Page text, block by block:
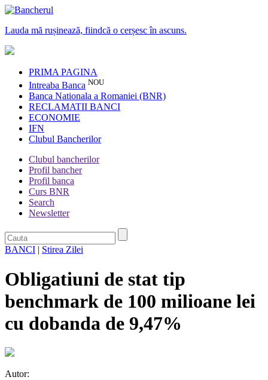
Lauda mă rușinează, fiindcă o cerșesc în ascuns.
PRIMA PAGINA
Intreaba Banca NOU
Banca Nationala a Romaniei (BNR)
RECLAMATII BANCI
ECONOMIE
IFN
Clubul Bancherilor
Clubul bancherilor
Profil bancher
Profil banca
Curs BNR
Search
Newsletter
BANCI | Stirea Zilei
Obligatiuni de stat tip
benchmark de 100 milioane lei
cu dobanda de 9,47%
Autor: